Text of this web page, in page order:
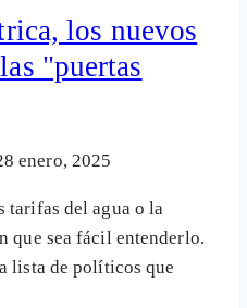
los nuevos
"puertas
enero, 2025
tarifas del agua o la
que sea fácil entenderlo.
lista de políticos que